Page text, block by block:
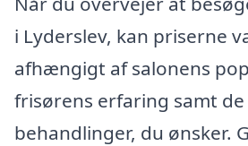
i Lyderslev, kan priserne
afhængigt af salonens
frisørens erfaring samt de
behandlinger, du ønsker.